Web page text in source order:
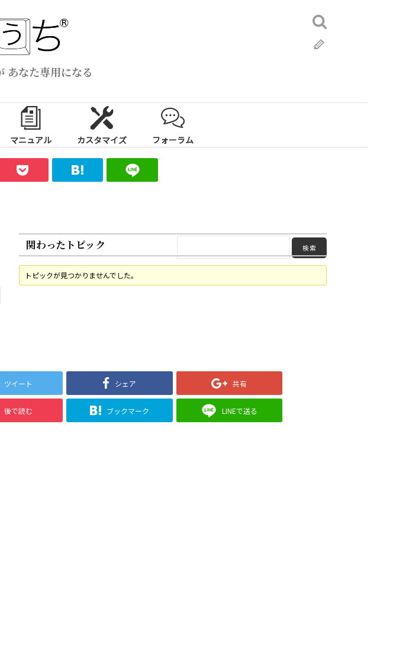
あなた専用になる
検
索:
マニュアル カスタマイズ フォーラム
関わったトピック
トピックが見つかりませんでした。
ツイート シェア 共有
後で読む ブックマーク LINEで送る